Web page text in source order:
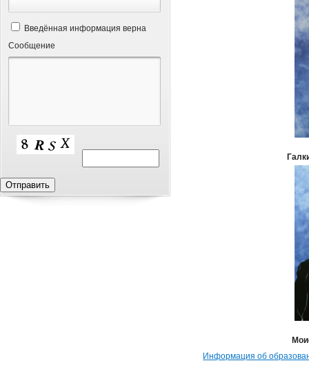
Введённая информация верна
Сообщение
Информация об